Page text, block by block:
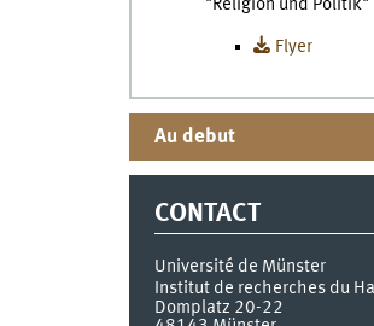
"Religion und Politik"
Flyer
Au debut
CONTACT
Université de Münster
Institut de recherches du
Domplatz 20-22